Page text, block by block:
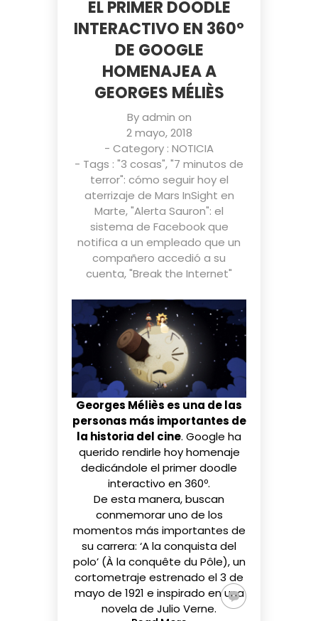
EL PRIMER DOODLE
INTERACTIVO EN 360º
DE GOOGLE
HOMENAJEA A
GEORGES MÉLIÈS
Byadmin on
2 mayo, 2018
- Category : NOTICIA
- Tags : "3 cosas","7 minutos de
terror": cómo seguir hoy el
aterrizaje de Mars InSight en
Marte,"Alerta Sauron": el
sistema de Facebook que
notifica a un empleado que un
compañero accedió a su
cuenta,"Break the Internet"
Georges Méliès es una de las
personas más importantes de
la historia del cine. Google ha
querido rendirle hoy homenaje
dedicándole el primer doodle
interactivo en 360º.
De esta manera, buscan
conmemorar uno de los
momentos más importantes de
su carrera: ‘A la conquista del
polo’ (À la conquête du Pôle), un
cortometraje estrenado el 3 de
mayo de 1921 e inspirado en una
novela de Julio Verne.